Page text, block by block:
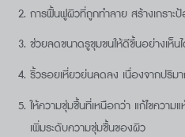
การฟื้นฟูผิวที่ถูกทำลาย สร้างเกราะ
ช่วยลดขนาดรูขุมขนให้ดีขึ้นอย่างเห็น
ริ้วรอยเหี่ยวย่นลดลง เนื่องจากปริม
ให้ความชุ่มชื้นที่เหนือกว่า แก้ไขความ
เพิ่มระดับความชุ่มชื้นของผิว